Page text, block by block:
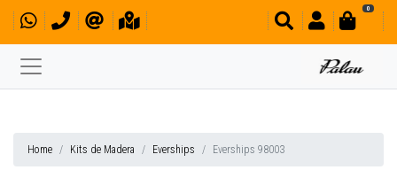
0
Home Kits de Madera Everships Everships 98003